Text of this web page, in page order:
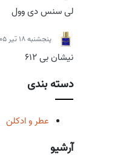
لی سنس دی وول
پنجشنبه 18 تیر 1405
نیشان بی 612
دسته بندی
عطر و ادکلن
آرشیو